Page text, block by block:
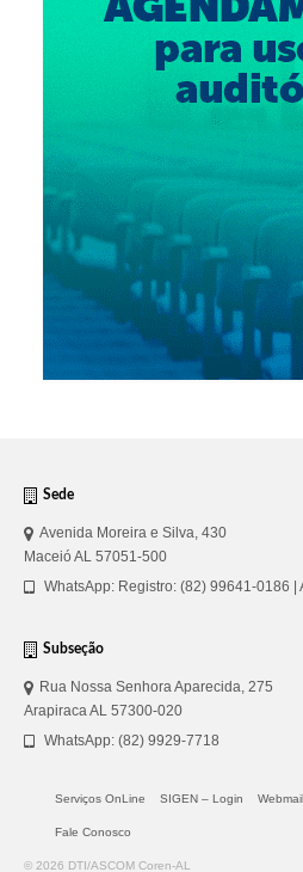
Sede
Avenida Moreira e Silva, 430
Maceió AL 57051-500
WhatsApp: Registro: (82) 99641-0186
Subseção
Rua Nossa Senhora Aparecida, 275
Arapiraca AL 57300-020
WhatsApp: (82) 9929-7718
Serviços OnLine SIGEN – Login Webmail
Fale Conosco
© 2026 DTI/ASCOM Coren-AL